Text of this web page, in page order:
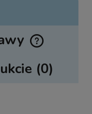
płatności
(0)